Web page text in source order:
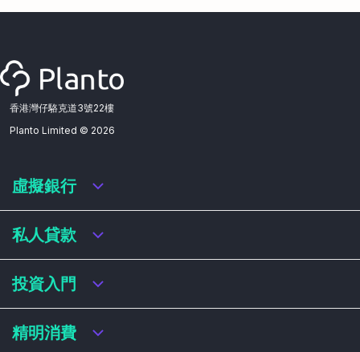
香港灣仔駱克道3號22樓
Planto Limited © 2026
虛擬銀行
虛擬銀行迎新優惠
虛擬銀行存款利率比較
虛擬銀行銀扣賬卡 / 信用卡
虛擬銀行貸款
私人貸款
私人貸款年利率比較
網上即批貸款
結餘轉戶
稅務貸款
投資入門
港股戶口收費及迎新優惠
精明消費